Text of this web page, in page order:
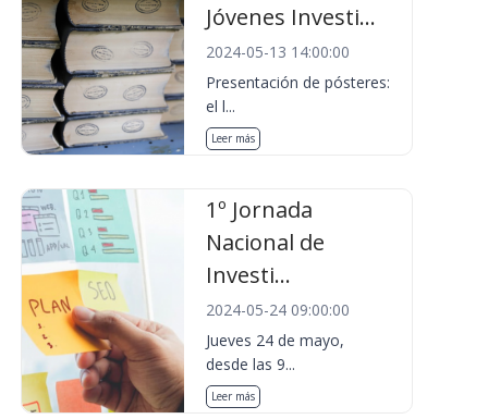
Jóvenes Investi...
2024-05-13 14:00:00
Presentación de pósteres:
el l...
Leer más
1º Jornada
Nacional de
Investi...
2024-05-24 09:00:00
Jueves 24 de mayo,
desde las 9...
Leer más